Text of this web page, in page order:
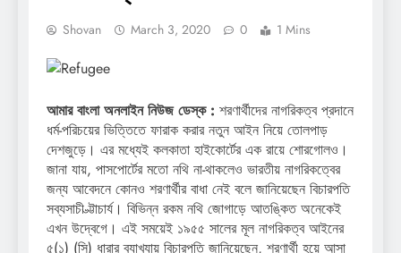
Shovan March 3, 2020 0 1 Mins
আমার বাংলা অনলাইন নিউজ ডেস্ক : শরণার্থীদের নাগরিকত্ব প্রদানে
ধর্ম-পরিচয়ের ভিত্তিতে ফারাক করার নতুন আইন নিয়ে তোলপাড়
দেশজুড়ে। এর মধ্যেই কলকাতা হাইকোর্টের এক রায়ে শোরগোলও।
জানা যায়, পাসপোর্টের মতো নথি না-থাকলেও ভারতীয় নাগরিকত্বের
জন্য আবেদনে কোনও শরণার্থীর বাধা নেই বলে জানিয়েছেন বিচারপতি
সব্যসাচী ভ্ট্টাচার্য। বিভিন্ন রকম নথি জোগাড়ে আতঙ্কিত অনেকেই
এখন উদ্বেগে। এই সময়েই ১৯৫৫ সালের মূল নাগরিকত্ব আইনের
৫(১) (সি) ধারার ব্যাখ্যায় বিচারপতি জানিয়েছেন, শরণার্থী হয়ে আসা